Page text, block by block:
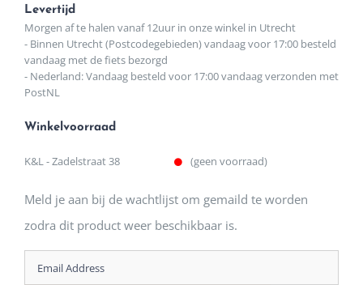
Levertijd
Morgen af te halen vanaf 12uur in onze winkel in Utrecht
- Binnen Utrecht (Postcodegebieden) vandaag voor 17:00 besteld
vandaag met de fiets bezorgd
- Nederland: Vandaag besteld voor 17:00 vandaag verzonden met
PostNL
Winkelvoorraad
K&L - Zadelstraat 38 (geen voorraad)
Meld je aan bij de wachtlijst om gemaild te worden
zodra dit product weer beschikbaar is.
Enter